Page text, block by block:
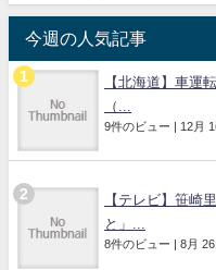
今週の人気記事
【北海道】車運
（...
9件のビュー | 12月
【テレビ】笹崎
と」...
8件のビュー | 8月